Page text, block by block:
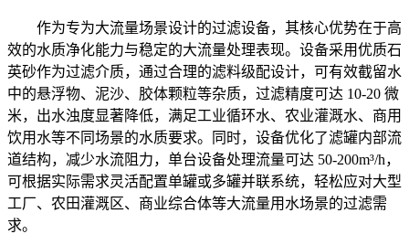
作为专为大流量场景设计的过滤设备，其核心优势在于高
效的水质净化能力与稳定的大流量处理表现。设备采用优质石
英砂作为过滤介质，通过合理的滤料级配设计，可有效截留水
中的悬浮物、泥沙、胶体颗粒等杂质，过滤精度可达 10-20 微
米，出水浊度显著降低，满足工业循环水、农业灌溉水、商用
饮用水等不同场景的水质要求。同时，设备优化了滤罐内部流
道结构，减少水流阻力，单台设备处理流量可达 50-200m³/h，
可根据实际需求灵活配置单罐或多罐并联系统，轻松应对大型
工厂、农田灌溉区、商业综合体等大流量用水场景的过滤需
求。